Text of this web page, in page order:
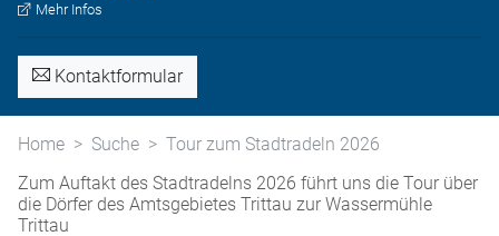
Mehr Infos
Kontaktformular
Home Suche
Tour zum Stadtradeln 2026
Zum Auftakt des Stadtradelns 2026 führt uns die Tour über
die Dörfer des Amtsgebietes Trittau zur Wassermühle
Trittau